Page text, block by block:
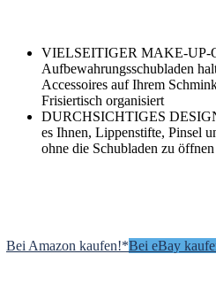
VIELSEITIGER MAKE-UP-
Aufbewahrungsschubladen
Accessoires auf Ihrem
Frisiertisch organisiert
DURCHSICHTIGES
es Ihnen, Lippenstifte, Pinsel
ohne die Schubladen zu öffnen
Bei Amazon kaufen!*Bei eBay